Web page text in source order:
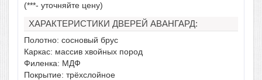
(***- уточняйте цену)
ХАРАКТЕРИСТИКИ ДВЕРЕЙ АВАНГАРД:
Полотно: сосновый брус
Каркас: массив хвойных пород
Филенка: МДФ
Покрытие: трёхслойное